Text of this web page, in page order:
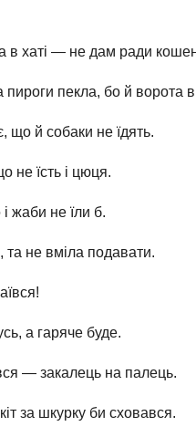
в хаті — не дам ради
пекла, бо й ворота в
що й собаки не їдять.
не їсть і цюця.
жаби не їли б.
та не вміла подавати.
а гаряче буде.
— закалець на палець.
за шкурку би сховався.